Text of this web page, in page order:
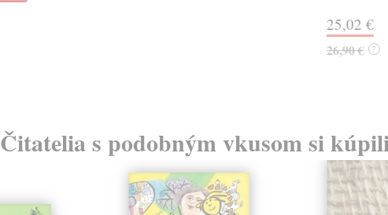
25,02 €
26,90 € ?
Čitatelia s podobným vkusom si